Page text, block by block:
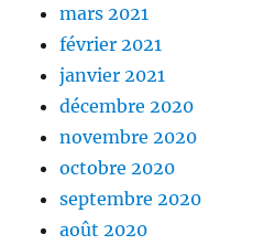
mars 2021
février 2021
janvier 2021
décembre 2020
novembre 2020
octobre 2020
septembre 2020
août 2020